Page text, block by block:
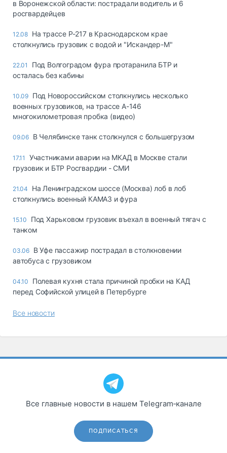
Таможня и ВЭД
грузовые
терминалы
транспорт
Спецтехника
Автосервис,
Топливо, масла и
автохимия
в Воронежской области: пострадали водитель и 6
росгвардейцев
12.08 На трассе Р-217 в Краснодарском крае
столкнулись грузовик с водой и "Искандер-М"
22.01
Под Волгоградом фура протаранила БТР и
осталась без кабины
10.09 Под Новороссийском столкнулись несколько
военных грузовиков, на трассе А-146
многокилометровая пробка (видео)
09.06 В Челябинске танк столкнулся с большегрузом
17.11
Участниками аварии на МКАД в Москве стали
грузовик и БТР Росгвардии - СМИ
21.04
На Ленинградском шоссе (Москва) лоб в лоб
столкнулись военный КАМАЗ и фура
15.10
Под Харьковом грузовик въехал в военный тягач с
танком
03.06 В Уфе пассажир пострадал в столкновении
автобуса с грузовиком
04.10
Полевая кухня стала причиной пробки на КАД
перед Софийской улицей в Петербурге
Все новости
Все главные новости в нашем Telegram‑канале
ПОДПИСАТЬСЯ